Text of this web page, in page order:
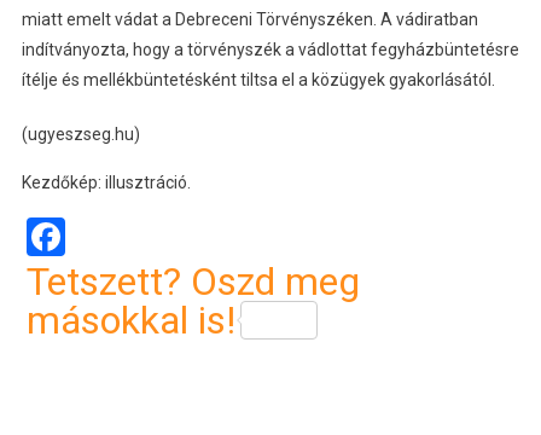
miatt emelt vádat a Debreceni Törvényszéken. A vádiratban
indítványozta, hogy a törvényszék a vádlottat fegyházbüntetésre
ítélje és mellékbüntetésként tiltsa el a közügyek gyakorlásától.
(ugyeszseg.hu)
Kezdőkép: illusztráció.
Facebook
Tetszett? Oszd meg
másokkal is!